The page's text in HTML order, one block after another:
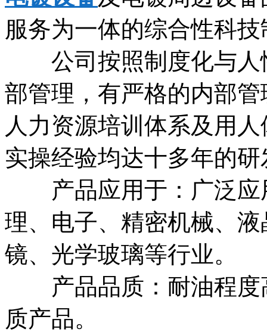
服务为一体的综合性科
公司按照制度化与人
部管理，有严格的内部
人力资源培训体系及用
实操经验均达十多年的
产品应用于：广泛应
理、电子、精密机械、
镜、光学玻璃等行业。
产品品质：耐油程度
质产品。